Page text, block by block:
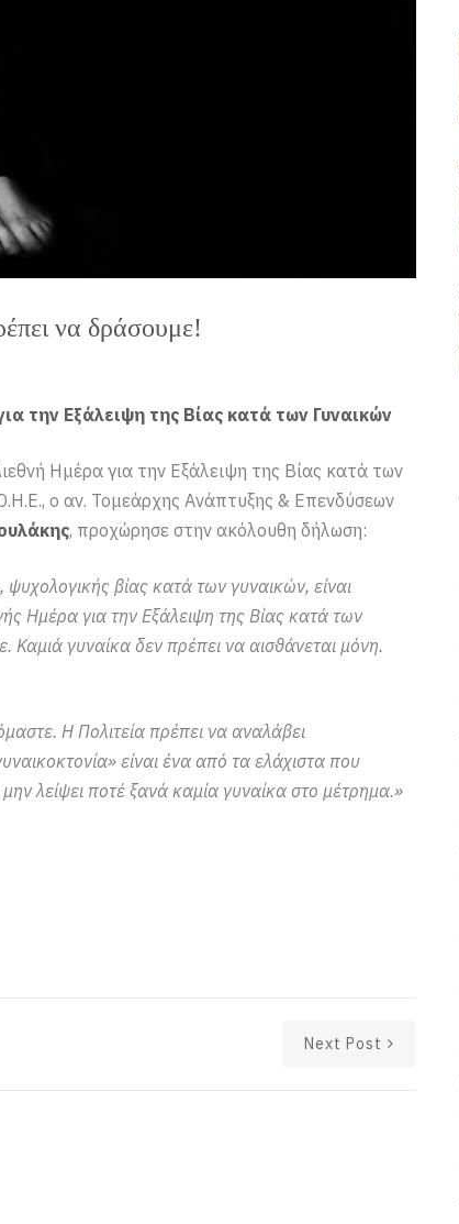
να δράσουμε!
την Εξάλειψη της Βίας κατά των Γυναικών
Ημέρα για την Εξάλειψη της Βίας κατά των
ο αν. Τομεάρχης Ανάπτυξης & Επενδύσεων
, προχώρησε στην ακόλουθη δήλωση:
βίας κατά των γυναικών, είναι
Ημέρα για την Εξάλειψη της Βίας κατά των
Καμιά γυναίκα δεν πρέπει να αισθάνεται μόνη.
Η Πολιτεία πρέπει να αναλάβει
είναι ένα από τα ελάχιστα που
λείψει ποτέ ξανά καμία γυναίκα στο μέτρημα.»
Next Post